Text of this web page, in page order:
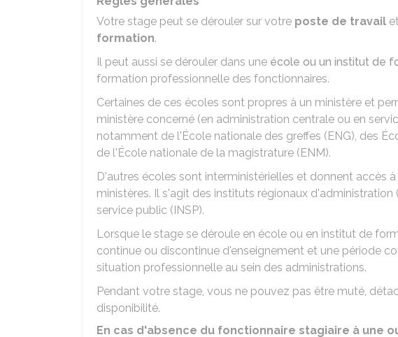
Votre stage peut se dérouler sur votre poste de travail
formation.
Il peut aussi se dérouler dans une école ou un institut de
formation professionnelle des fonctionnaires.
Certaines de ces écoles sont propres à un ministère et
ministère concerné (en administration centrale ou en
notamment de l'École nationale des greffes (ENG), des
de l'École nationale de la magistrature (ENM).
D'autres écoles sont interministérielles et donnent accès
ministères. Il s'agit des instituts régionaux
service public (INSP).
Lorsque le stage se déroule en école ou en institut de
continue ou discontinue d'enseignement et une période
situation professionnelle au sein des administrations.
Pendant votre stage, vous ne pouvez pas être muté,
disponibilité.
En cas d'absence du fonctionnaire stagiaire à une